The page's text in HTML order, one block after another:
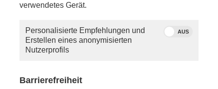
verwendetes Gerät.
Personalisierte Empfehlungen und
Erstellen eines anonymisierten
Nutzerprofils
AUS
Barrierefreiheit